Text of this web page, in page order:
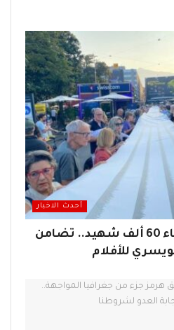
أحدث الاخبار
كفن رمزي يحمل أسماء 60 ألف شهيد.. تضامن
للأفلام